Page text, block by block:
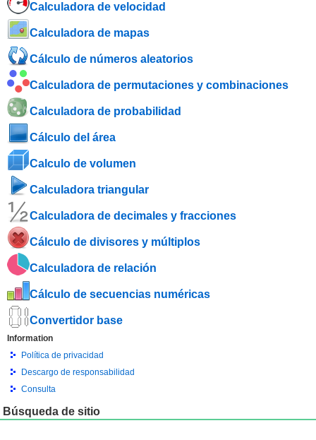
Calculadora de velocidad
Calculadora de mapas
Cálculo de números aleatorios
Calculadora de permutaciones y combinaciones
Calculadora de probabilidad
Cálculo del área
Calculo de volumen
Calculadora triangular
Calculadora de decimales y fracciones
Cálculo de divisores y múltiplos
Calculadora de relación
Cálculo de secuencias numéricas
Convertidor base
Information
Política de privacidad
Descargo de responsabilidad
Consulta
Búsqueda de sitio